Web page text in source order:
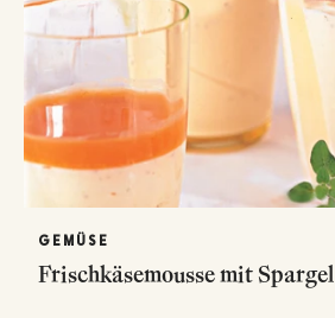
GEMÜSE
Frischkäsemousse mit Spargel